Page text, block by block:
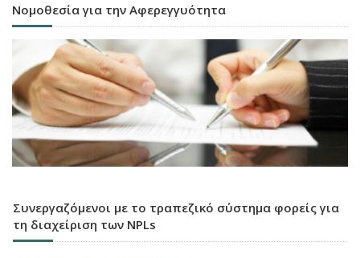
Νομοθεσία για την Αφερεγγυότητα
Συνεργαζόμενοι με το τραπεζικό σύστημα φορείς για
τη διαχείριση των NPLs